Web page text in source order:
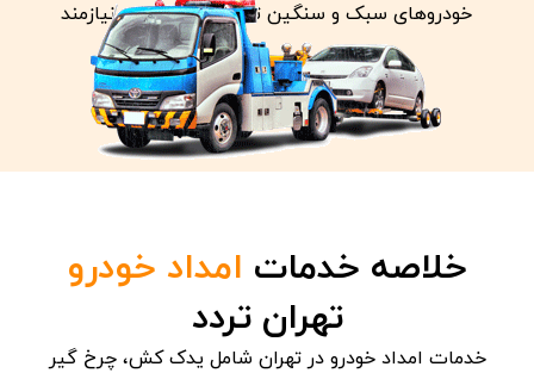
خودروهای سبک و سنگین تصادفی معیوب و نیازمند
خلاصه خدمات امداد خودرو
تهران تردد
خدمات امداد خودرو در تهران شامل یدک کش، چرخ گیر